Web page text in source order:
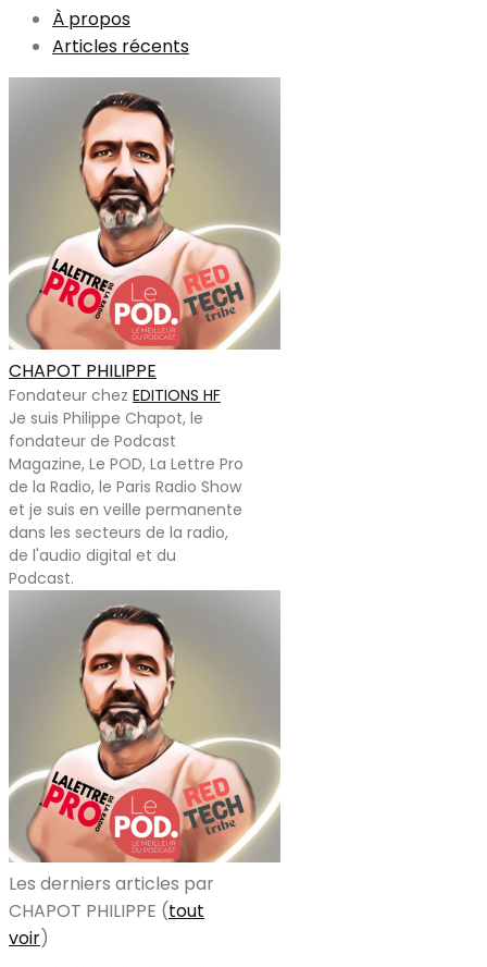
À propos
Articles récents
CHAPOT PHILIPPE
Fondateur chez EDITIONS HF
Je suis Philippe Chapot, le
fondateur de Podcast
Magazine, Le POD, La Lettre Pro
de la Radio, le Paris Radio Show
et je suis en veille permanente
dans les secteurs de la radio,
de l'audio digital et du
Podcast.
Les derniers articles par
CHAPOT PHILIPPE (tout
voir)